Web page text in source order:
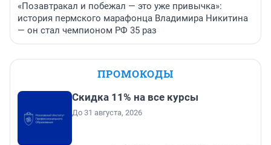
«Позавтракал и побежал — это уже привычка»:
история пермского марафонца Владимира Никитина
— он стал чемпионом РФ 35 раз
ПРОМОКОДЫ
Скидка 11% на все курсы
До 31 августа, 2026